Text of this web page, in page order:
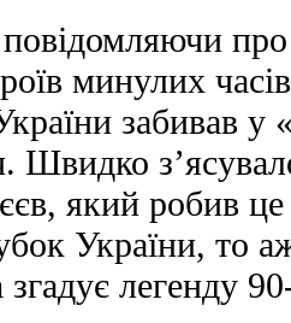
про
минулих
забивав
Швидко
який робив
України, то
легенду